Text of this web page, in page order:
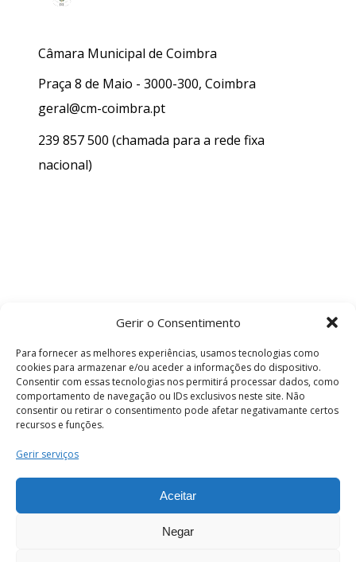
Gerir o Consentimento
Para fornecer as melhores experiências, usamos tecnologias como
cookies para armazenar e/ou aceder a informações do dispositivo.
Consentir com essas tecnologias nos permitirá processar dados, como
comportamento de navegação ou IDs exclusivos neste site. Não
consentir ou retirar o consentimento pode afetar negativamante certos
recursos e funções.
Gerir serviços
Aceitar
Negar
Câmara Municipal de Coimbra
Praça 8 de Maio - 3000-300, Coimbra
geral@cm-coimbra.pt
239 857 500 (chamada para a rede fixa
nacional)
Termos e Condições
os direitos reservados.